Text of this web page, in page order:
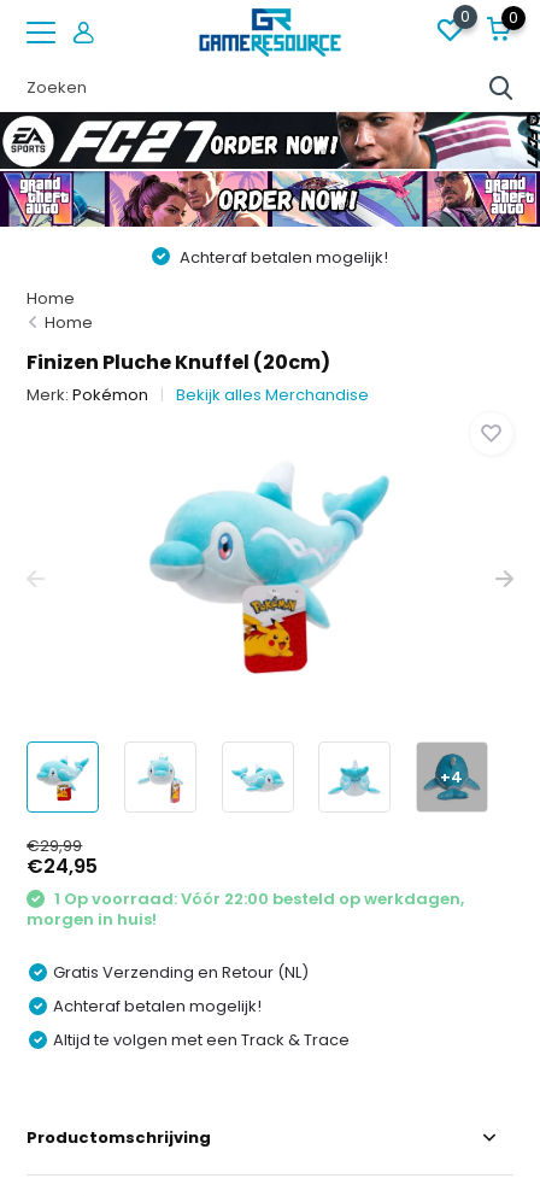
0 0
Achteraf betalen mogelijk!
Home
Home
Finizen Pluche Knuffel (20cm)
Merk:Pokémon Bekijk alles Merchandise
+4
€29,99
€24,95
1 Op voorraad: Vóór 22:00 besteld op werkdagen,
morgen in huis!
Gratis Verzending en Retour (NL)
Achteraf betalen mogelijk!
Altijd te volgen met een Track & Trace
Productomschrijving